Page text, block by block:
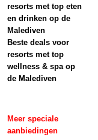
resorts met top eten
en drinken op de
Malediven
Beste deals voor
resorts met top
wellness & spa op
de Malediven
Meer speciale
aanbiedingen